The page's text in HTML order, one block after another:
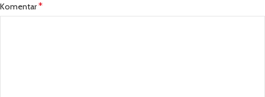
Komentar*